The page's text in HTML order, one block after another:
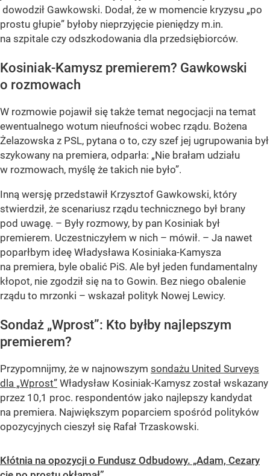
dowodził Gawkowski. Dodał, że w momencie kryzysu „po
prostu głupie” byłoby nieprzyjęcie pieniędzy m.in.
na szpitale czy odszkodowania dla przedsiębiorców.
Kosiniak-Kamysz premierem? Gawkowski
o rozmowach
W rozmowie pojawił się także temat negocjacji na temat
ewentualnego wotum nieufności wobec rządu. Bożena
Żelazowska z PSL, pytana o to, czy szef jej ugrupowania był
szykowany na premiera, odparła: „Nie brałam udziału
w rozmowach, myślę że takich nie było”.
Inną wersję przedstawił Krzysztof Gawkowski, który
stwierdził, że scenariusz rządu technicznego był brany
pod uwagę. – Były rozmowy, by pan Kosiniak był
premierem. Uczestniczyłem w nich – mówił. – Ja nawet
poparłbym ideę Władysława Kosiniaka-Kamysza
na premiera, byle obalić PiS. Ale był jeden fundamentalny
kłopot, nie zgodził się na to Gowin. Bez niego obalenie
rządu to mrzonki – wskazał polityk Nowej Lewicy.
Sondaż „Wprost”: Kto byłby najlepszym
premierem?
Przypomnijmy, że w najnowszym sondażu United Surveys
dla „Wprost” Władysław Kosiniak-Kamysz został wskazany
przez 10,1 proc. respondentów jako najlepszy kandydat
na premiera. Największym poparciem spośród polityków
opozycyjnych cieszył się Rafał Trzaskowski.
Kłótnia na opozycji o Fundusz Odbudowy. „Adam, Cezary